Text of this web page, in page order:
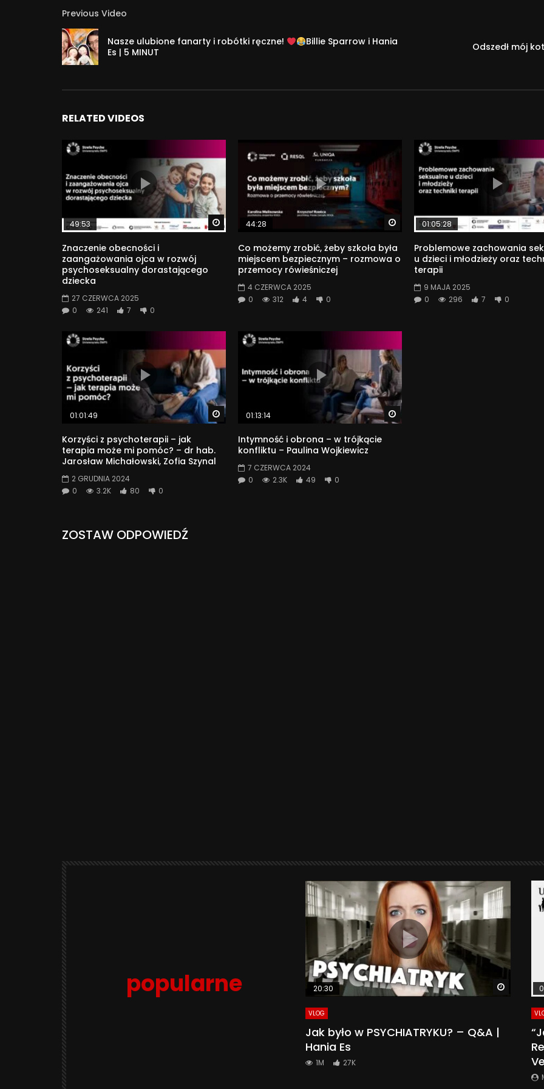
#branding #rozwój #psychologia
6 930
Previous Video
Nasze ulubione fanarty i robótki ręczne!
Billie Sparrow i Hania
Es | 5 MINUT
Odszedł mój kot
RELATED VIDEOS
Watch Later
49:53
Znaczenie obecności i
zaangażowania ojca w rozwój
psychoseksualny dorastającego
dziecka
27 CZERWCA 2025
0
241 7 0
Watch Later
44:28
Co możemy zrobić, żeby szkoła była
miejscem bezpiecznym – rozmowa o
przemocy rówieśniczej
4 CZERWCA 2025
0
312 4 0
01:05:28
Problemowe zachowania
u dzieci i młodzieży oraz
terapii
9 MAJA 2025
0
296 7 0
Watch Later
01:01:49
Korzyści z psychoterapii – jak
terapia może mi pomóc? – dr hab.
Jarosław Michałowski, Zofia Szynal
2 GRUDNIA 2024
0
3.2K 80 0
01:13:14
Intymność i obrona – w trójkącie
konfliktu – Paulina Wojkiewicz
7 CZERWCA 2024
0
2.3K 49 0
ZOSTAW ODPOWIEDŹ
popularne Watch
20:30
VLOG
Jak było w PSYCHIATRYKU? – Q&A |
Hania Es
1M 27K